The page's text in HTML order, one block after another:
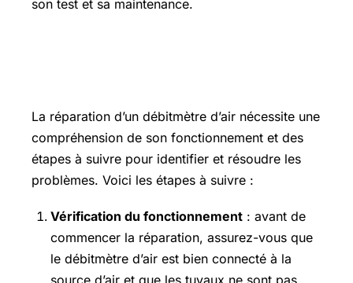
son test et sa maintenance.
La réparation d’un débitmètre d’air nécessite une
compréhension de son fonctionnement et des
étapes à suivre pour identifier et résoudre les
problèmes. Voici les étapes à suivre :
Vérification du fonctionnement : avant de
commencer la réparation, assurez-vous que
le débitmètre d’air est bien connecté à la